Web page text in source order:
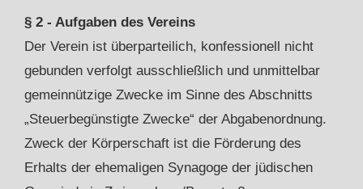
§ 2 - Aufgaben des Vereins
Der Verein ist überparteilich, konfessionell nicht
gebunden verfolgt ausschließlich und unmittelbar
gemeinnützige Zwecke im Sinne des Abschnitts
„Steuerbegünstigte Zwecke“ der Abgabenordnung.
Zweck der Körperschaft ist die Förderung des
Erhalts der ehemaligen Synagoge der jüdischen